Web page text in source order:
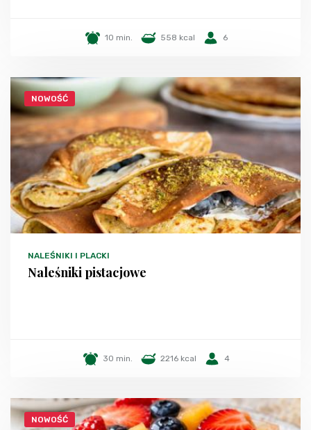
10 min. 558 kcal 6
NOWOŚĆ
NALEŚNIKI I PLACKI
Naleśniki pistacjowe
30 min. 2216 kcal 4
NOWOŚĆ